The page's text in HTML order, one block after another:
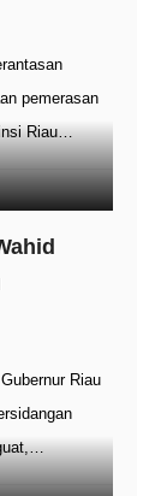
pemerasan
Riau…
Riau